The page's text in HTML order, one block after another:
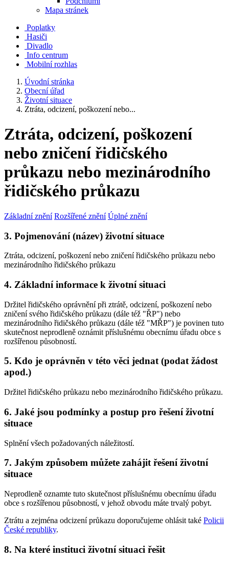
Mapa stránek
Poplatky
Hasiči
Divadlo
Info centrum
Mobilní rozhlas
Úvodní stránka
Obecní úřad
Životní situace
Ztráta, odcizení, poškození nebo...
Ztráta, odcizení, poškození
nebo zničení řidičského
průkazu nebo mezinárodního
řidičského průkazu
Základní znění Rozšířené znění Úplné znění
3. Pojmenování (název) životní situace
Ztráta, odcizení, poškození nebo zničení řidičského průkazu nebo
mezinárodního řidičského průkazu
4. Základní informace k životní situaci
Držitel řidičského oprávnění při ztrátě, odcizení, poškození nebo
zničení svého řidičského průkazu (dále též "ŘP") nebo
mezinárodního řidičského průkazu (dále též "MŘP") je povinen tuto
skutečnost neprodleně oznámit příslušnému obecnímu úřadu obce s
rozšířenou působností.
5. Kdo je oprávněn v této věci jednat (podat žádost
apod.)
Držitel řidičského průkazu nebo mezinárodního řidičského průkazu.
6. Jaké jsou podmínky a postup pro řešení životní
situace
Splnění všech požadovaných náležitostí.
7. Jakým způsobem můžete zahájit řešení životní
situace
Neprodleně oznamte tuto skutečnost příslušnému obecnímu úřadu
obce s rozšířenou působností, v jehož obvodu máte trvalý pobyt.
Ztrátu a zejména odcizení průkazu doporučujeme ohlásit také Policii
České republiky.
8. Na které instituci životní situaci řešit